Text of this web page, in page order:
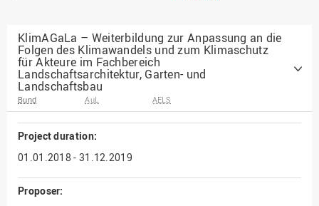
KlimAGaLa – Weiterbildung zur Anpassung an die
Folgen des Klimawandels und zum Klimaschutz
für Akteure im Fachbereich
Landschaftsarchitektur, Garten- und
Landschaftsbau
Bund AuL AELS
Project duration:
01.01.2018 - 31.12.2019
Proposer: